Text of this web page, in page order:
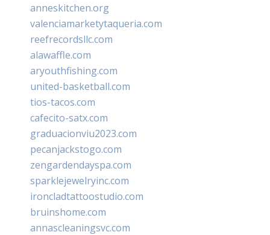
anneskitchen.org
valenciamarketytaqueria.com
reefrecordsllc.com
alawaffle.com
aryouthfishing.com
united-basketball.com
tios-tacos.com
cafecito-satx.com
graduacionviu2023.com
pecanjackstogo.com
zengardendayspa.com
sparklejewelryinc.com
ironcladtattoostudio.com
bruinshome.com
annascleaningsvc.com